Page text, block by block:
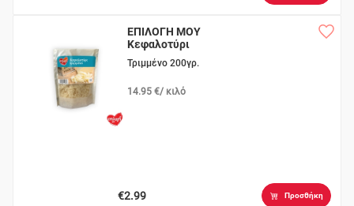
ΕΠΙΛΟΓΗ ΜΟΥ
Κεφαλοτύρι
Τριμμένο 200γρ.
14.95 €/ κιλό
€2.99 Προσθήκη